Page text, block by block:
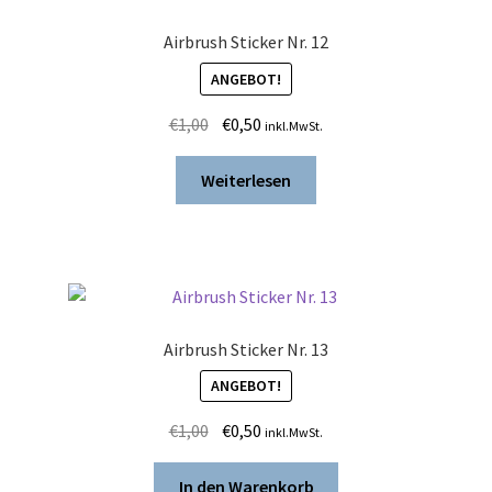
Airbrush Sticker Nr. 12
ANGEBOT!
€1,00 Ursprünglicher
war:
€1,00
€0,50 Aktueller
ist:
€0,50.
inkl.MwSt.
Weiterlesen
Airbrush Sticker Nr. 13
ANGEBOT!
€1,00 Ursprünglicher
Preis
war:
€0,50 Aktueller
Preis
ist:
inkl.MwSt.
In den Warenkorb